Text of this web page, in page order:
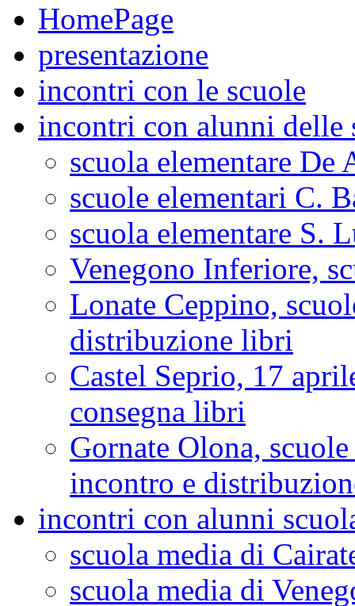
HomePage
presentazione
incontri con le scuole
incontri con alunni delle
scuola elementare
scuole elementari C.
scuola elementare S.
Venegono Inferiore,
Lonate Ceppino,
distribuzione libri
Castel Seprio, 17
consegna libri
Gornate Olona,
incontro e
incontri con alunni
scuola media di
scuola media di